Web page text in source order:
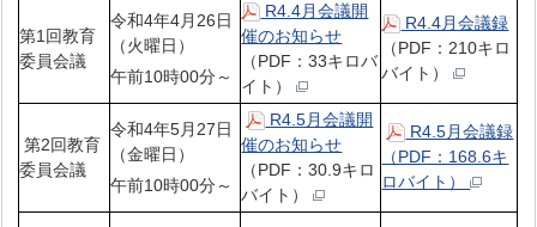
第1回教育
委員会議
令和4年4月26日
（火曜日）
午前10時00分～
R4.4月会議開
催のお知らせ
（PDF：33キロバ
イト）
R4.4月会議録
（PDF：210キロ
バイト）
第2回教育
委員会議
令和4年5月27日
（金曜日）
午前10時00分～
R4.5月会議開
催のお知らせ
（PDF：30.9キロ
バイト）
R4.5月会議録
（PDF：168.6キ
ロバイト）